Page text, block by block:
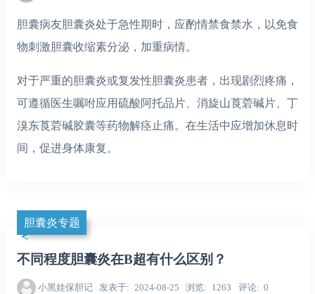
胆囊病友胆囊炎处于急性期时，应酌情禁食禁水，以免食
物刺激胆囊收缩素分泌，加重病情。
对于严重的胆囊炎或复发性胆囊炎患者， 出现剧烈疼痛，
可遵循医生嘱咐应用硫酸阿托品片、消旋山莨菪碱片、丁
溴东莨菪碱胶囊等药物解痉止痛。 在生活中应增加休息时
间，促进身体康复。
胆囊炎专题
不同程度胆囊炎在B超有什么区别？
小黑娃保胆记 发表于 2024-08-25 浏览 1263 评论 0